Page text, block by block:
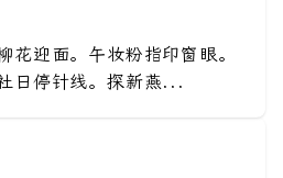
花迎面。午妆粉指印窗眼。
日停针线。探新燕...